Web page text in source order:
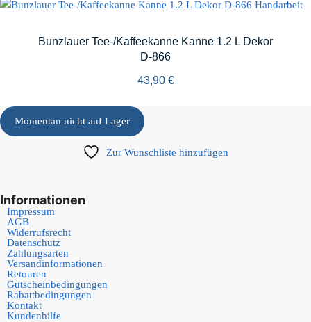
Bunzlauer Tee-/Kaffeekanne Kanne 1.2 L Dekor
D-866
43,90 €
Momentan nicht auf Lager
Zur Wunschliste hinzufügen
Informationen
Impressum
AGB
Widerrufsrecht
Datenschutz
Zahlungsarten
Versandinformationen
Retouren
Gutscheinbedingungen
Rabattbedingungen
Kontakt
Kundenhilfe